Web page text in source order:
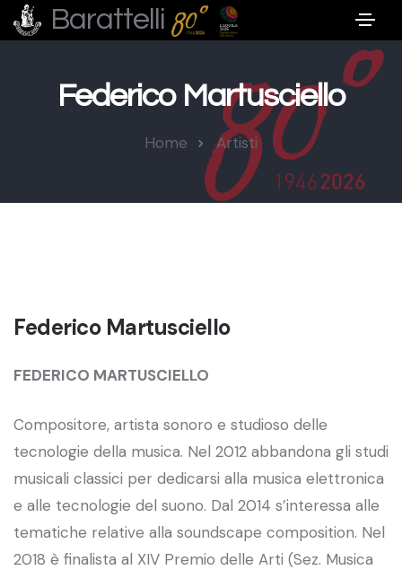
Barattelli
Federico Martusciello
Home Artisti
Federico Martusciello
FEDERICO MARTUSCIELLO
Compositore, artista sonoro e studioso delle
tecnologie della musica. Nel 2012 abbandona gli studi
musicali classici per dedicarsi alla musica elettronica
e alle tecnologie del suono. Dal 2014 s’interessa alle
tematiche relative alla soundscape composition. Nel
2018 è finalista al XIV Premio delle Arti (Sez. Musica